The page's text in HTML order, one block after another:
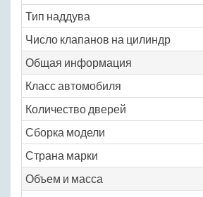
Тип наддува
Число клапанов на цилиндр
Общая информация
Класс автомобиля
Количество дверей
Сборка модели
Страна марки
Объем и масса